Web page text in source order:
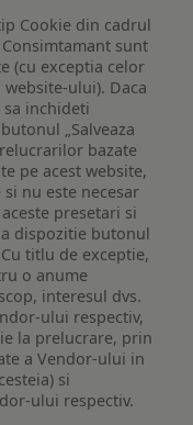
Cookie din cadrul
sunt
(cu exceptia celor
ului). Daca
inchideti
„Salveaza
bazate
pe acest website,
nu este necesar
presetari si
dispozitie butonul
Cu titlu de exceptie,
o anume
interesul dvs.
ului respectiv,
la prelucrare, prin
a Vendor-ului in
si
ului respectiv.